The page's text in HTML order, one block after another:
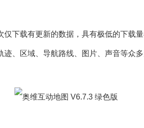
下载有更新的数据，具有极低的下载
迹、区域、导航路线、图片、声音等众